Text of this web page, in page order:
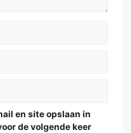
en site opslaan in
de volgende keer